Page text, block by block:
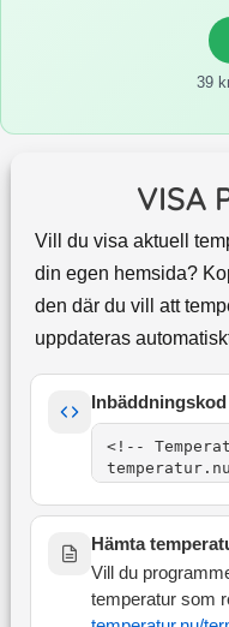
39
VISA
Vill du visa aktuell
din egen hemsida?
den där du vill att
uppdateras
Inbäddningskod
Hämta
Vill du
temperatur som